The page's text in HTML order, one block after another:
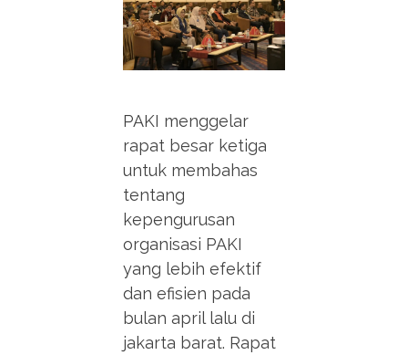
PAKI menggelar
rapat besar ketiga
untuk membahas
tentang
kepengurusan
organisasi PAKI
yang lebih efektif
dan efisien pada
bulan april lalu di
jakarta barat. Rapat